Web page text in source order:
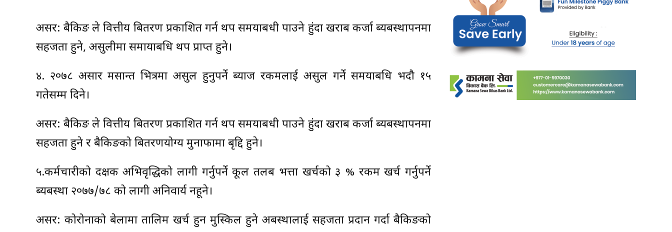
असर: बैकिङ ले वित्तीय बितरण प्रकाशित गर्न थप समयाबधी पाउने हुंदा खराब कर्जा ब्यबस्थापनमा
सहजता हुने, असुलीमा समायाबधि थप प्राप्त हुने।
४. २०७८ असार मसान्त भित्रमा असुल हुनुपर्ने ब्याज रकमलाई असुल गर्ने समयाबधि भदौ १५
गतेसम्म दिने।
असर: बैकिङ ले वित्तीय बितरण प्रकाशित गर्न थप समयाबधी पाउने हुंदा खराब कर्जा ब्यबस्थापनमा
सहजता हुने र बैकिङको बितरणयोग्य मुनाफामा बृद्दि हुने।
५.कर्मचारीको दक्षक अभिवृद्धिको लागी गर्नुपर्ने कूल तलब भत्ता खर्चको ३ % रकम खर्च गर्नुपर्ने
ब्यबस्था २०७७/७८ को लागी अनिवार्य नहूने।
असर: कोरोनाको बेलामा तालिम खर्च हुन मुस्किल हुने अबस्थालाई सहजता प्रदान गर्दा बैकिङको